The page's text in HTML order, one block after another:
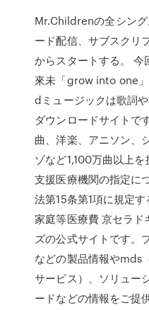
Mr.Childrenの全シン
ード配信、サブスクリ
からスタートする。
來未「grow into one」
dミュージックは歌詞
ダウンロードサイトで
曲、洋楽、アニソン、
ゾなど1,100万曲以上
支援医療機関の指定に
法第15条第1項に規定
家庭等医療費 京セラド
ズの公式サイトです。
などの製品情報やmds
サービス）、ソリュー
ードなどの情報をご提